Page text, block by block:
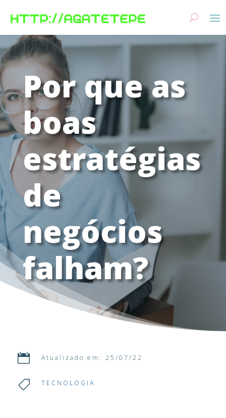
Por que as
boas
estratégias
de
negócios
falham?
 Atualizado em: 25/07/22
 TECNOLOGIA